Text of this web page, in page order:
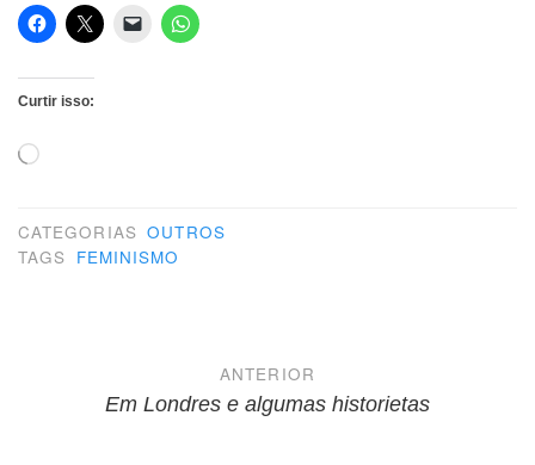
Curtir isso:
Carregando...
CATEGORIAS OUTROS
TAGS FEMINISMO
NavegaçãoANTERIOR
Em Londres e algumas historietas